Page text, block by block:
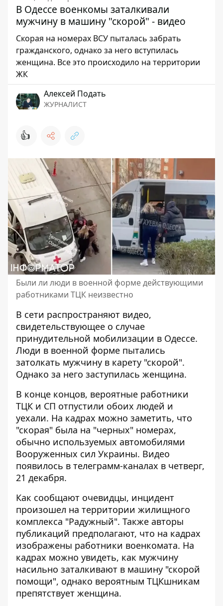
В Одессе военкомы заталкивали
мужчину в машину "скорой" - видео
Скорая на номерах ВСУ пыталась забрать
гражданского, однако за него вступилась
женщина. Все это происходило на территории
ЖК
Алексей Подать
ЖУРНАЛИСТ
👍
Были ли люди в военной форме действующими
работниками ТЦК неизвестно
В сети распространяют видео,
свидетельствующее о случае
принудительной мобилизации в Одессе.
Люди в военной форме пытались
затолкать мужчину в карету "скорой".
Однако за него заступилась женщина.
В конце концов, вероятные работники
ТЦК и СП отпустили обоих людей и
уехали. На кадрах можно заметить, что
"скорая" была на "черных" номерах,
обычно используемых автомобилями
Вооруженных сил Украины. Видео
появилось в телеграмм-каналах в четверг,
21 декабря.
Как сообщают очевидцы, инцидент
произошел на территории жилищного
комплекса "Радужный". Также авторы
публикаций предполагают, что на кадрах
изображены работники военкомата. На
кадрах можно увидеть, как мужчину
насильно заталкивают в машину "скорой
помощи", однако вероятным ТЦКшникам
препятствует женщина.